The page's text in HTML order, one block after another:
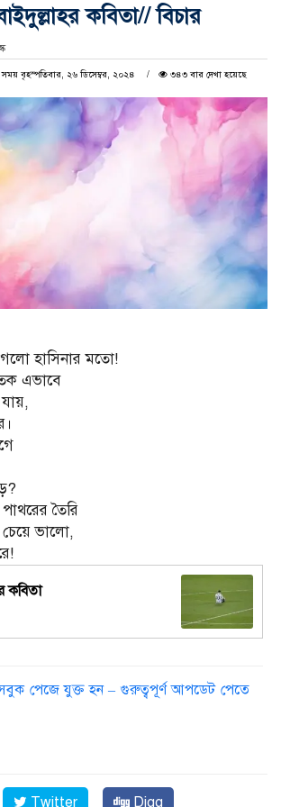
কবিতা// বিচার
বৃহস্পতিবার, ২৬ ডিসেম্বর, ২০২৪ ৩৪৩ বার দেখা হয়েছে
হাসিনার মতো!
এভাবে
যায়,
তৈরি
চেয়ে ভালো,
কবিতা
পেজে যুক্ত হন – গুরুত্বপূর্ণ আপডেট পেতে
Twitter Digg